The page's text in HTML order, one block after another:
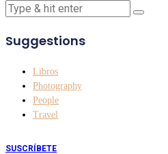
Suggestions
Libros
Photography
People
Travel
SUSCRÍBETE